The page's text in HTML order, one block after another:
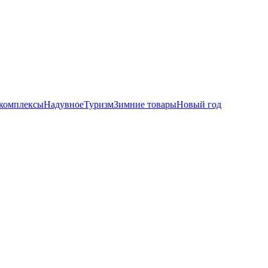
НадувноеТуризмЗимние товарыНовый год